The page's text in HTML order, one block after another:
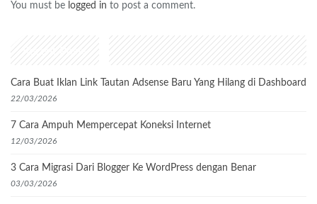
You must be logged in to post a comment.
Recent Posts
Cara Buat Iklan Link Tautan Adsense Baru Yang Hilang di Dashboard
22/03/2026
7 Cara Ampuh Mempercepat Koneksi Internet
12/03/2026
3 Cara Migrasi Dari Blogger Ke WordPress dengan Benar
03/03/2026